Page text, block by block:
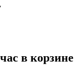
в корзине